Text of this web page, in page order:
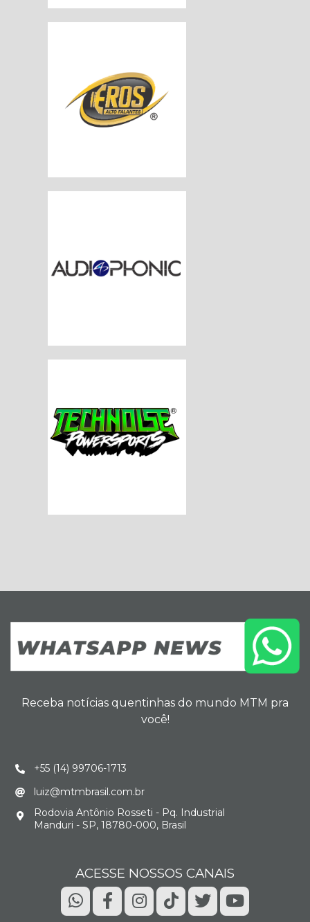
Receba notícias quentinhas do mundo MTM pra
você!
+55 (14) 99706-1713
luiz@mtmbrasil.com.br
Rodovia Antônio Rosseti - Pq. Industrial
Manduri - SP, 18780-000, Brasil
ACESSE NOSSOS CANAIS